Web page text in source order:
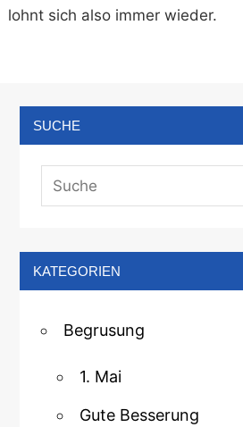
lohnt sich also immer wieder.
SUCHE
KATEGORIEN
Begrusung
1. Mai
Gute Besserung